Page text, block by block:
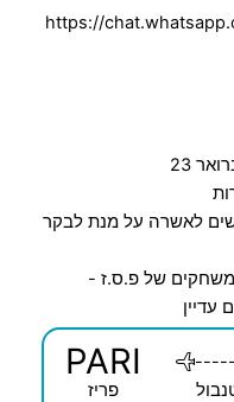
https://
לאשרה על מנת לבקר
של פ.ס.ז -
עדיין
PARI
פריז